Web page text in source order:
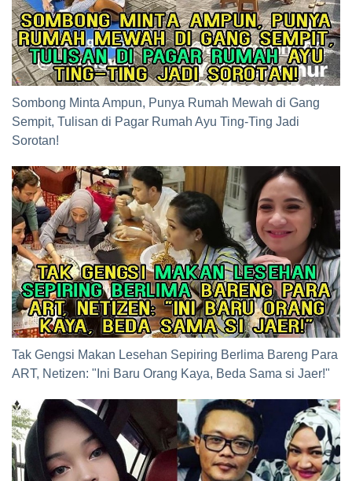
Sombong Minta Ampun, Punya Rumah Mewah di Gang
Sempit, Tulisan di Pagar Rumah Ayu Ting-Ting Jadi
Sorotan!
Tak Gengsi Makan Lesehan Sepiring Berlima Bareng Para
ART, Netizen: "Ini Baru Orang Kaya, Beda Sama si Jaer!"